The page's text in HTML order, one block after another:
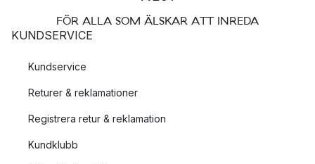
FÖR ALLA SOM ÄLSKAR ATT INREDA
KUNDSERVICE
Kundservice
Returer & reklamationer
Registrera retur & reklamation
Kundklubb